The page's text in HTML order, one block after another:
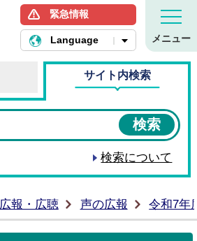
筑西市ホームページ
緊急情報
Language メニュー
サイト内検索
検索について
広報・広聴 声の広報 令和7年